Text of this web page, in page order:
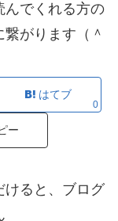
んでくれる方の
がります（＾
はてブ
0
ー
けると、ブログ